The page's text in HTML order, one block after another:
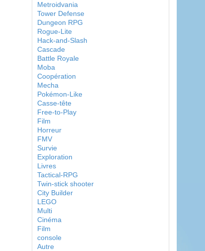
Metroidvania
Tower Defense
Dungeon RPG
Rogue-Lite
Hack-and-Slash
Cascade
Battle Royale
Moba
Coopération
Mecha
Pokémon-Like
Casse-tête
Free-to-Play
Film
Horreur
FMV
Survie
Exploration
Livres
Tactical-RPG
Twin-stick shooter
City Builder
LEGO
Multi
Cinéma
Film
console
Autre